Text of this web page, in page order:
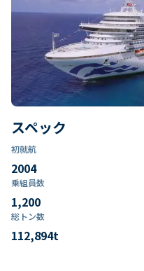
スペック
初就航
2004
乗組員数​
1,200
総トン数​
112,894t